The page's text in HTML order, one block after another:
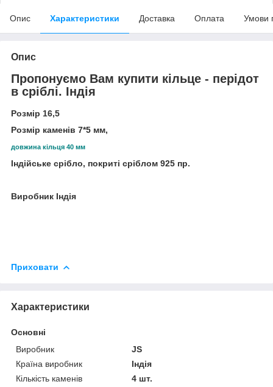
Опис Характеристики Доставка Оплата Умови
Опис
Пропонуємо Вам купити кільце - перідот
в сріблі. Індія
Розмір 16,5
Розмір каменів 7*5 мм,
довжина кільця 40 мм
Індійське срібло, покриті сріблом 925 пр.
Виробник Індія
Приховати
Характеристики
Основні
Виробник
JS
Країна виробник
Індія
Кількість каменів
4 шт.